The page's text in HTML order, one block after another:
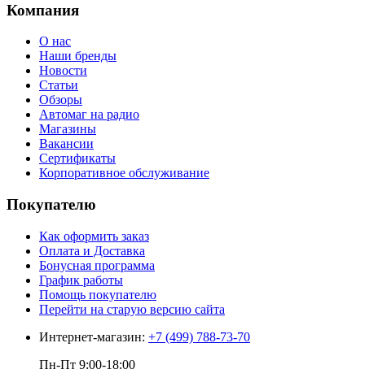
Компания
О нас
Наши бренды
Новости
Статьи
Обзоры
Автомаг на радио
Магазины
Вакансии
Сертификаты
Корпоративное обслуживание
Покупателю
Как оформить заказ
Оплата и Доставка
Бонусная программа
График работы
Помощь покупателю
Перейти на старую версию сайта
Интернет-магазин: +7 (499) 788-73-70
Пн-Пт 9:00-18:00